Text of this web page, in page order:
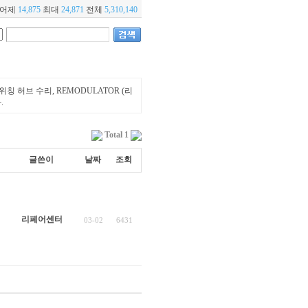
어제 14,875 최대 24,871 전체 5,310,140
칭 허브 수리, REMODULATOR (리
Total 1
글쓴이 날짜 조회
리페어센터 03-02 6431